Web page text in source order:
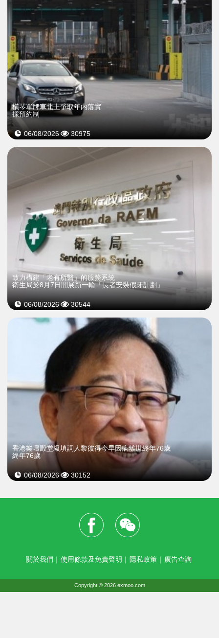
橫琴單牌車北上爭取年内落實
採預約制
06/08/2026 30975
致力構建「老有所醫」的服務系統
衛生局於8月7日開展新一輪「長者安裝假牙計劃」
06/08/2026 30544
​香港樂壇殿堂級填詞人黎彼得今早因病離世終年76歲
終年76歲
06/08/2026 30152
關於我們 ｜ 使用條款及免責聲明 ｜ 隱私政策 ｜ 廣告查詢
Copyright © 2026 exmoo.com